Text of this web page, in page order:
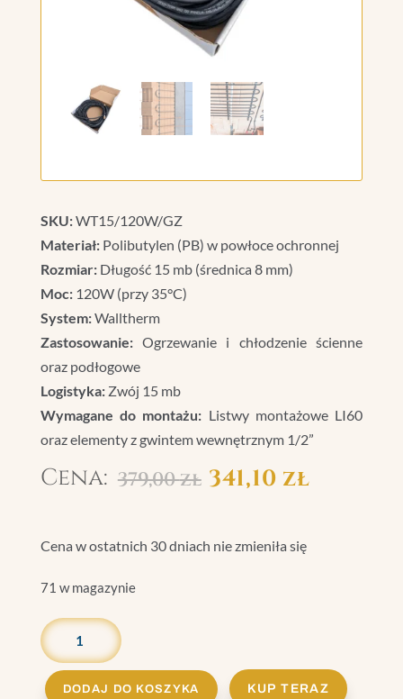
SKU:WT15/120W/GZ
Materiał:Polibutylen (PB) w powłoce ochronnej
Rozmiar:Długość 15 mb (średnica 8 mm)
Moc:120W (przy 35°C)
System:Walltherm
Zastosowanie:Ogrzewanie i chłodzenie ścienne
oraz podłogowe
Logistyka:Zwój 15 mb
Wymagane do montażu: Listwy montażowe LI60
oraz elementy z gwintem wewnętrznym 1/2”
379,00zł Pierwotna
wynosiła:
341,10 zł
Cena w ostatnich 30 dniach nie zmieniła się
71 w magazynie
WĄŻ
WALLTHERM
120WDODAJ DO KOSZYKA KUP TERAZ